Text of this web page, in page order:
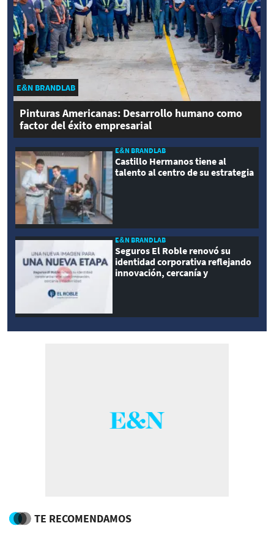
E&N BRANDLAB
Pinturas Americanas: Desarrollo humano como
factor del éxito empresarial
E&N BRANDLAB
Castillo Hermanos tiene al
talento al centro de su estrategia
E&N BRANDLAB
Seguros El Roble renovó su
identidad corporativa reflejando
innovación, cercanía y
TE RECOMENDAMOS